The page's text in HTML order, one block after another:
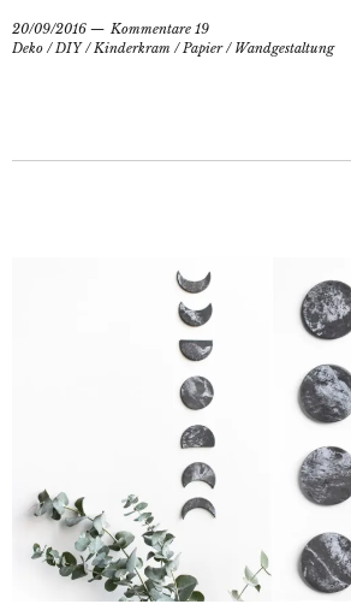
20/09/2016
Kommentare 19
Deko /DIY/Kinderkram /Papier/ Wandgestaltung